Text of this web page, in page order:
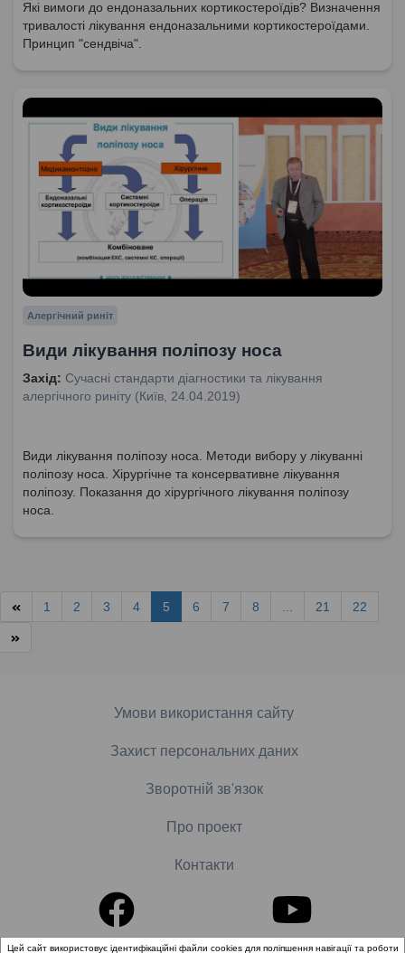
Які вимоги до ендоназальних кортикостероїдів? Визначення
тривалості лікування ендоназальними кортикостероїдами.
Принцип "сендвіча".
Алергічний риніт
Види лікування поліпозу носа
Захід: Сучасні стандарти діагностики та лікування
алергічного риніту (Київ, 24.04.2019)
Види лікування поліпозу носа. Методи вибору у лікуванні
поліпозу носа. Хірургічне та консервативне лікування
поліпозу. Показання до хірургічного лікування поліпозу
носа.
1 2 3 4 5 6 7 8 ... 21 22
Умови використання сайту
Захист персональних даних
Зворотній зв'язок
Про проект
Контакти
Цей сайт використовує ідентифікаційні файли cookies для поліпшення навігації та роботи